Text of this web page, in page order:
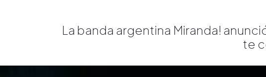
La banda argentina Miranda!
te